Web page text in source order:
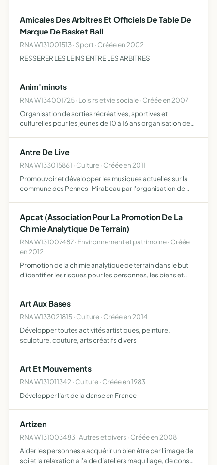
Amicales Des Arbitres Et Officiels De Table De
Marque De Basket Ball
RNA W131001513 · Sport · Créée en 2002
RESSERER LES LEINS ENTRE LES ARBITRES
Anim'minots
RNA W134001725 · Loisirs et vie sociale · Créée en 2007
Organisation de sorties récréatives, sportives et
culturelles pour les jeunes de 10 à 16 ans organisation de
Antre De Live
RNA W133015861 · Culture · Créée en 2011
Promouvoir et développer les musiques actuelles sur la
commune des Pennes-Mirabeau par l'organisation de
Apcat (Association Pour La Promotion De La
Chimie Analytique De Terrain)
RNA W131007487 · Environnement et patrimoine · Créée
en 2012
Promotion de la chimie analytique de terrain dans le but
d'identifier les risques pour les personnes, les biens et
de…
Art Aux Bases
RNA W133021815 · Culture · Créée en 2014
Développer toutes activités artistiques, peinture,
sculpture, couture, arts créatifs divers
Art Et Mouvements
RNA W131011342 · Culture · Créée en 1983
Développer l'art de la danse en France
Artizen
RNA W131003483 · Autres et divers · Créée en 2008
Aider les personnes a acquérir un bien être par l'image de
soi et la relaxation a l'aide d'ateliers maquillage, de conseil